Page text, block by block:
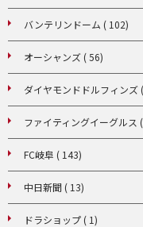
バンテリンドーム ( 102)
オーシャンズ ( 56)
ダイヤモンドドルフィンズ
ファイティングイーグルス
FC岐阜 ( 143)
中日新聞 ( 13)
ドラショップ ( 1)